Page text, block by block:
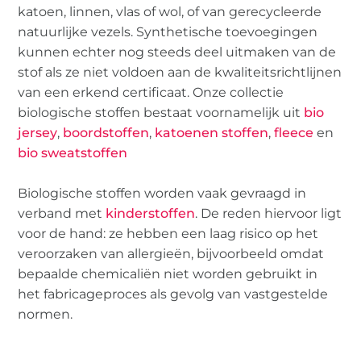
katoen, linnen, vlas of wol, of van gerecycleerde
natuurlijke vezels. Synthetische toevoegingen
kunnen echter nog steeds deel uitmaken van de
stof als ze niet voldoen aan de kwaliteitsrichtlijnen
van een erkend certificaat. Onze collectie
biologische stoffen bestaat voornamelijk uit bio
jersey, boordstoffen, katoenen stoffen,fleece en
bio sweatstoffen
Biologische stoffen worden vaak gevraagd in
verband met kinderstoffen. De reden hiervoor ligt
voor de hand: ze hebben een laag risico op het
veroorzaken van allergieën, bijvoorbeeld omdat
bepaalde chemicaliën niet worden gebruikt in
het fabricageproces als gevolg van vastgestelde
normen.